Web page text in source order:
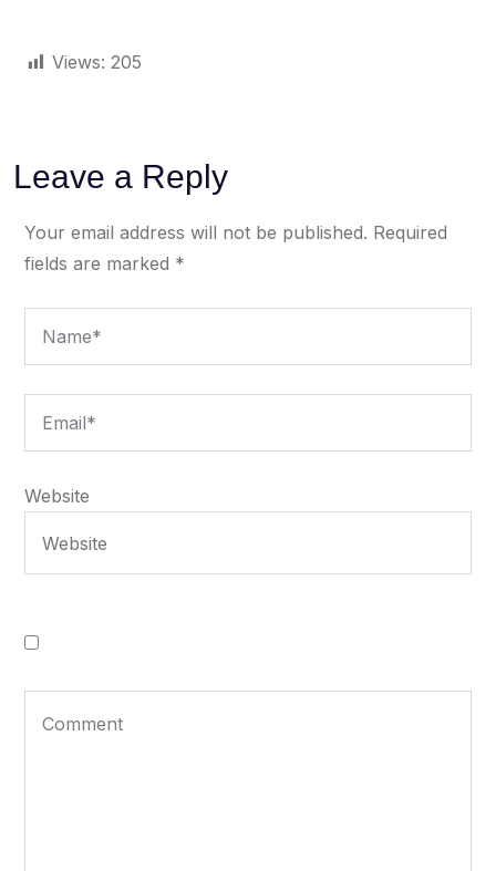
Views: 205
Leave a Reply
Your email address will not be published. Required
fields are marked *
Website